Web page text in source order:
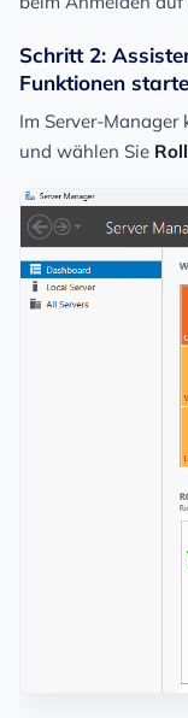
Schritt 2:
Funktionen
Im Server-Manager
und wählen Sie